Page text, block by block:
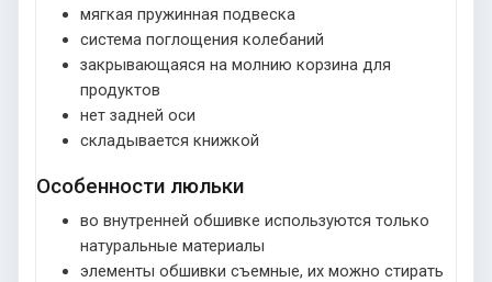
мягкая пружинная подвеска
система поглощения колебаний
закрывающаяся на молнию корзина для
продуктов
нет задней оси
складывается книжкой
Особенности люльки
во внутренней обшивке используются только
натуральные материалы
элементы обшивки съемные, их можно стирать